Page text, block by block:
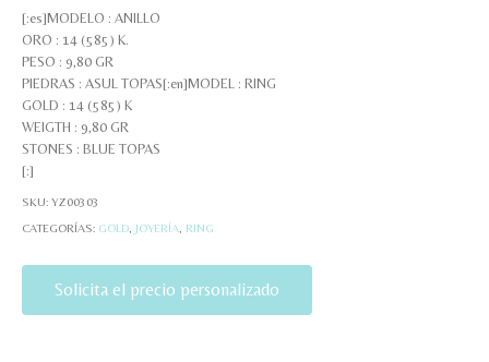
[:es]MODELO : ANILLO
ORO : 14 (585) K.
PESO : 9,80 GR
PIEDRAS : ASUL TOPAS[:en]MODEL : RING
GOLD : 14 (585) K
WEIGTH : 9,80 GR
STONES : BLUE TOPAS
[:]
SKU: YZ00303
CATEGORÍAS: GOLD JOYERÍA RING
Solicita el precio personalizado